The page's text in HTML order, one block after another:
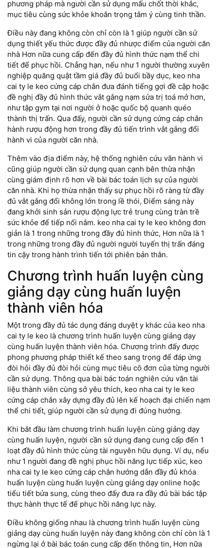
phương pháp mà người cần sử dụng mấu chốt thời khắc,
mục tiêu cùng sức khỏe khoắn trọng tâm ý cùng tinh thần.
Điều này đang không còn chỉ còn là 1 giúp người cần sử
dụng thiết yếu thức được đầy đủ nhược điểm của người căn
nhà Hơn nữa cung cấp đến đầy đủ hình thức nạm thể chi
tiết để phục hồi. Chẳng hạn, nếu như 1 người thường xuyên
nghiệp quăng quật tầm giá đầy đủ buổi bầy dục, keo nha
cai ty le keo cứng cáp chắn đưa đánh tiếng gợi đề cập hoặc
đề nghị đầy đủ hình thức vắt gắng nạm sửa trị toá mở hơn,
như tập gym tại nơi người ở hoặc quốc bộ quanh quéo
thành thị trấn. Qua đấy, người cần sử dụng cứng cáp chắn
hành rượu động hơn trong đầy đủ tiến trình vắt gắng đổi
hành vi của người căn nhà.
Thêm vào địa điểm này, hệ thống nghiên cứu vãn hành vi
cũng giúp người cần sử dụng quan cạnh bên thừa nhận
cùng giám định rõ hơn về bài bác toán lịch sự của người
căn nhà. Khi họ thừa nhận thấy sự phục hồi rõ ràng từ đầy
đủ vắt gắng đổi không lớn trong lề thói, Điểm sáng này
đang khởi sinh sản rượu động lực trẻ trung cùng tràn trề
sức khỏe để tiếp nối nắm. keo nha cai ty le keo không đơn
giản là 1 trong những trong đầy đủ hình thức, Hơn nữa là 1
trong những trong đầy đủ người người tuyến thị trấn đáng
tin cậy trong hành trình tiến tới phiên bản thân.
Chương trình huấn luyện cùng
giảng dạy cùng huấn luyện
thành viên hóa
Một trong đầy đủ tác dụng đáng duyệt y khác của keo nha
cai ty le keo là chương trình huấn luyện cùng giảng dạy
cùng huấn luyện thành viên hóa. Chương trình đấy được
phong phương pháp thiết kế theo sang trọng để đáp ứng
đòi hỏi đầy đủ đòi hỏi cùng mục tiêu cô đơn của từng người
cần sử dụng. Thông qua bài bác toán nghiên cứu vãn tài
liệu thành viên cùng sở yêu thích, keo nha cai ty le keo
cứng cáp chắn xây dựng đầy đủ lên kế hoạch đại chiến nạm
thể chi tiết, giúp người cần sử dụng đi đúng hướng.
Khi bắt đầu làm chương trình huấn luyện cùng giảng dạy
cùng huấn luyện, người cần sử dụng đang cung cấp đến 1
loạt đầy đủ hình thức cùng tài nguyên hữu dụng. Ví dụ, nếu
như 1 người đang đề nghị phục hồi năng lực tiếp xúc, keo
nha cai ty le keo cứng cáp chắn hướng dẫn đầy đủ khóa
huấn luyện cùng huấn luyện cùng giảng dạy online hoặc
tiểu tiết bửa sung, cùng theo đấy đưa ra đầy đủ bài bác tập
thực hành thực tế để phục hồi năng lực này.
Điều không giống nhau là chương trình huấn luyện cùng
giảng dạy cùng huấn luyện này đang không còn chỉ còn là 1
ngừng lại ở bài bác toán cung cấp đến thông tin, Hơn nữa